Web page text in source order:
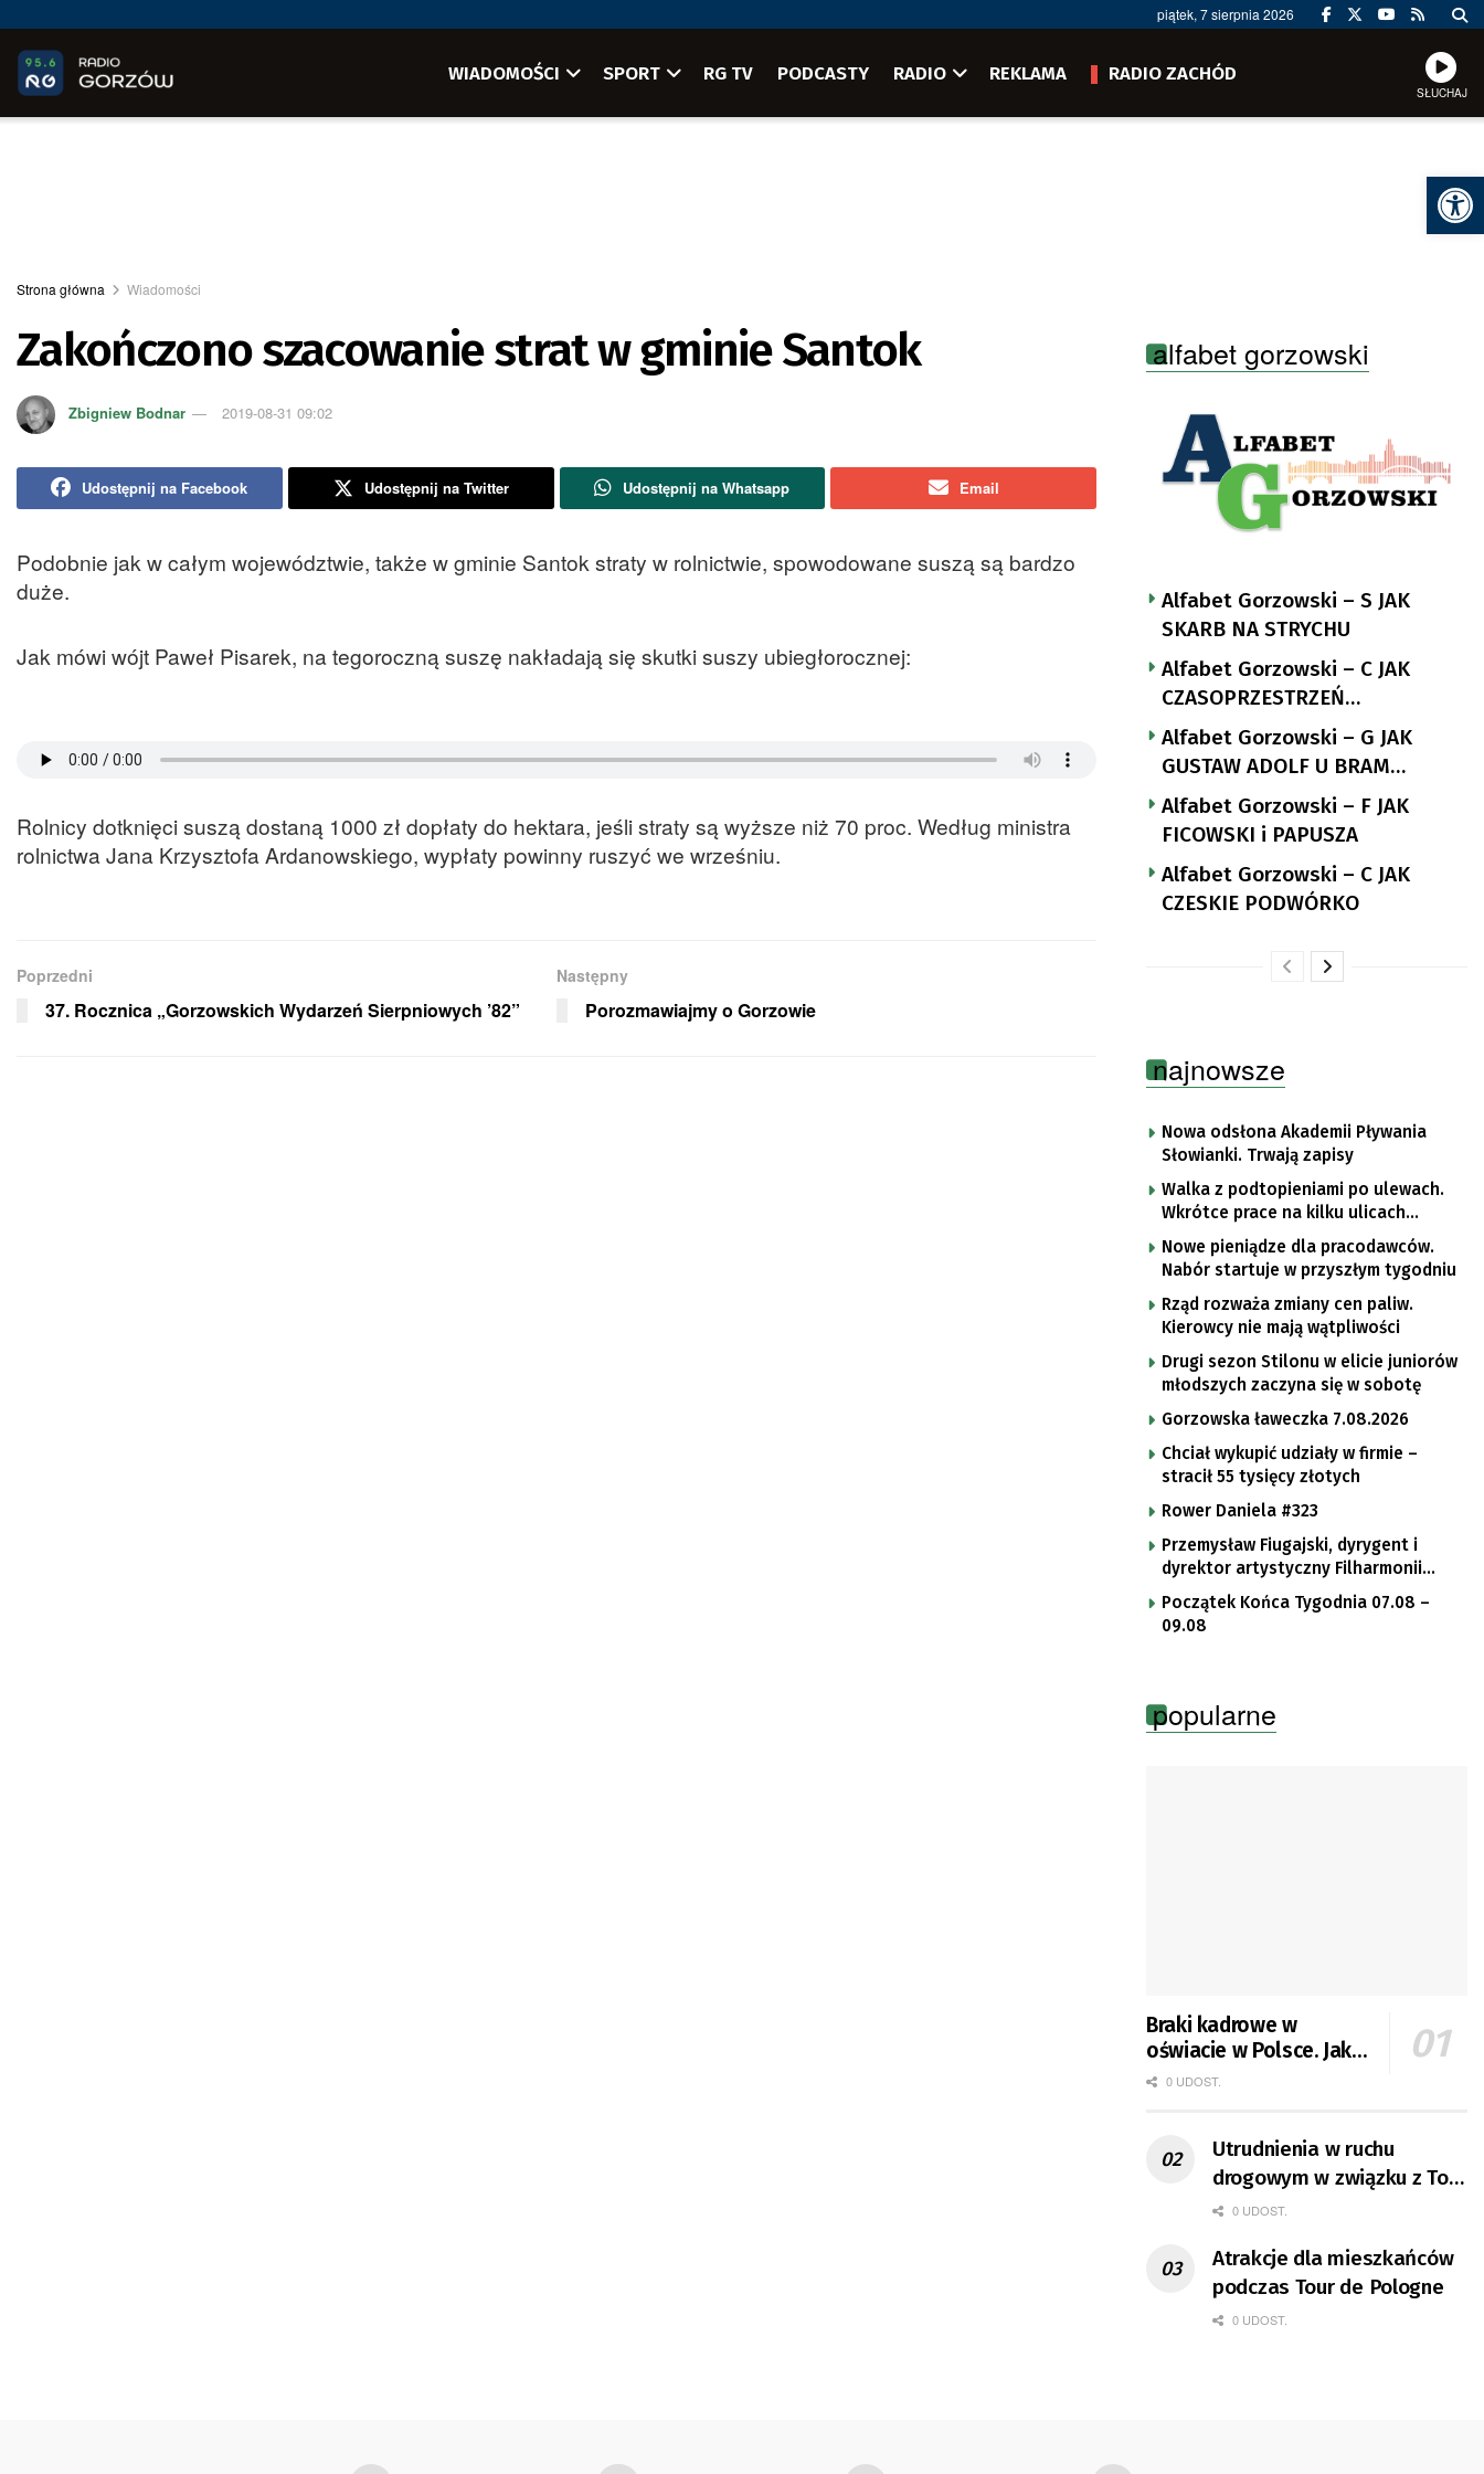
piątek, 7 sierpnia 2026
WIADOMOŚCI SPORT RG TV PODCASTY RADIO REKLAMA RADIO ZACHÓD
SŁUCHAJ
Strona główna Wiadomości
Zakończono szacowanie strat w gminie Santok
Zbigniew Bodnar 2019-08-31 09:02
Udostępnij na Facebook Udostępnij na Twitter Udostępnij na Whatsapp Email
Podobnie jak w całym województwie, także w gminie Santok straty w rolnictwie, spowodowane suszą są bardzo
duże.
Jak mówi wójt Paweł Pisarek, na tegoroczną suszę nakładają się skutki suszy ubiegłorocznej:
Rolnicy dotknięci suszą dostaną 1000 zł dopłaty do hektara, jeśli straty są wyższe niż 70 proc. Według ministra
rolnictwa Jana Krzysztofa Ardanowskiego, wypłaty powinny ruszyć we wrześniu.
Poprzedni
37. Rocznica „Gorzowskich Wydarzeń Sierpniowych ’82”
Następny
Porozmawiajmy o Gorzowie
alfabet gorzowski
Alfabet Gorzowski – S JAK
SKARB NA STRYCHU
Alfabet Gorzowski – C JAK
CZASOPRZESTRZEŃ
NUTTGENSA
Alfabet Gorzowski – G JAK
GUSTAW ADOLF U BRAM
LANDSBERGA
Alfabet Gorzowski – F JAK
FICOWSKI i PAPUSZA
Alfabet Gorzowski – C JAK
CZESKIE PODWÓRKO
najnowsze
Nowa odsłona Akademii Pływania
Słowianki. Trwają zapisy
Walka z podtopieniami po ulewach.
Wkrótce prace na kilku ulicach
Gorzowa
Nowe pieniądze dla pracodawców.
Nabór startuje w przyszłym tygodniu
Rząd rozważa zmiany cen paliw.
Kierowcy nie mają wątpliwości
Drugi sezon Stilonu w elicie juniorów
młodszych zaczyna się w sobotę
Gorzowska ławeczka 7.08.2026
Chciał wykupić udziały w firmie –
stracił 55 tysięcy złotych
Rower Daniela #323
Przemysław Fiugajski, dyrygent i
dyrektor artystyczny Filharmonii
Gorzowskiej
Początek Końca Tygodnia 07.08 –
09.08
popularne
Braki kadrowe w
oświacie w Polsce. Jak
jest w Gorzowie?
0 UDOST.
Utrudnienia w ruchu
drogowym w związku z Tour
de Pologne
0 UDOST.
Atrakcje dla mieszkańców
podczas Tour de Pologne
0 UDOST.